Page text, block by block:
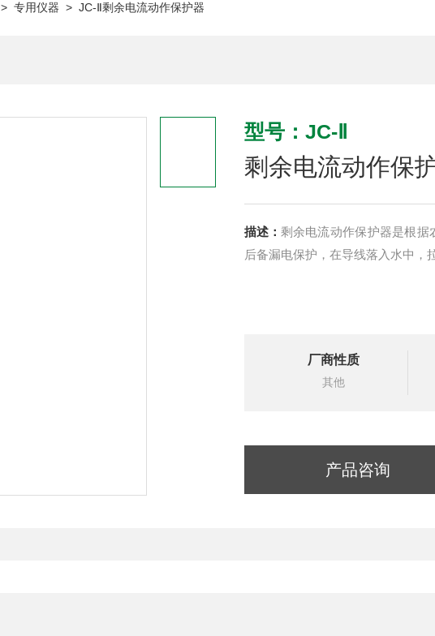
>专用仪器 > JC-Ⅱ剩余电流动作保护器
型号：JC-Ⅱ
剩余电流动作保
描述： 剩余电流动作保护器是根
后备漏电保护，在导线落入水中，
厂商性质
其他
产品咨询